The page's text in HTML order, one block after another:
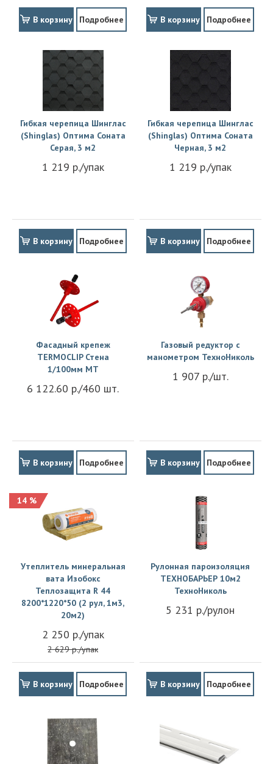
В корзину Подробнее В корзину Подробнее
Гибкая черепица Шинглас
(Shinglas) Оптима Соната
Серая, 3 м2
1 219 р./упак
В корзину Подробнее
Гибкая черепица Шинглас
(Shinglas) Оптима Соната
Черная, 3 м2
1 219 р./упак
В корзину Подробнее
Фасадный крепеж
TERMOCLIP Стена
1/100мм MT
6 122.60 р./460 шт.
В корзину Подробнее
Газовый редуктор с
манометром ТехноНиколь
1 907 р./шт.
В корзину Подробнее
14 %
Утеплитель минеральная
вата Изобокс
Теплозащита R 44
8200*1220*50 (2 рул, 1м3,
20м2)
2 250 р./упак
2 629 р./упак
В корзину Подробнее
Рулонная пароизоляция
ТЕХНОБАРЬЕР 10м2
ТехноНиколь
5 231 р./рулон
В корзину Подробнее